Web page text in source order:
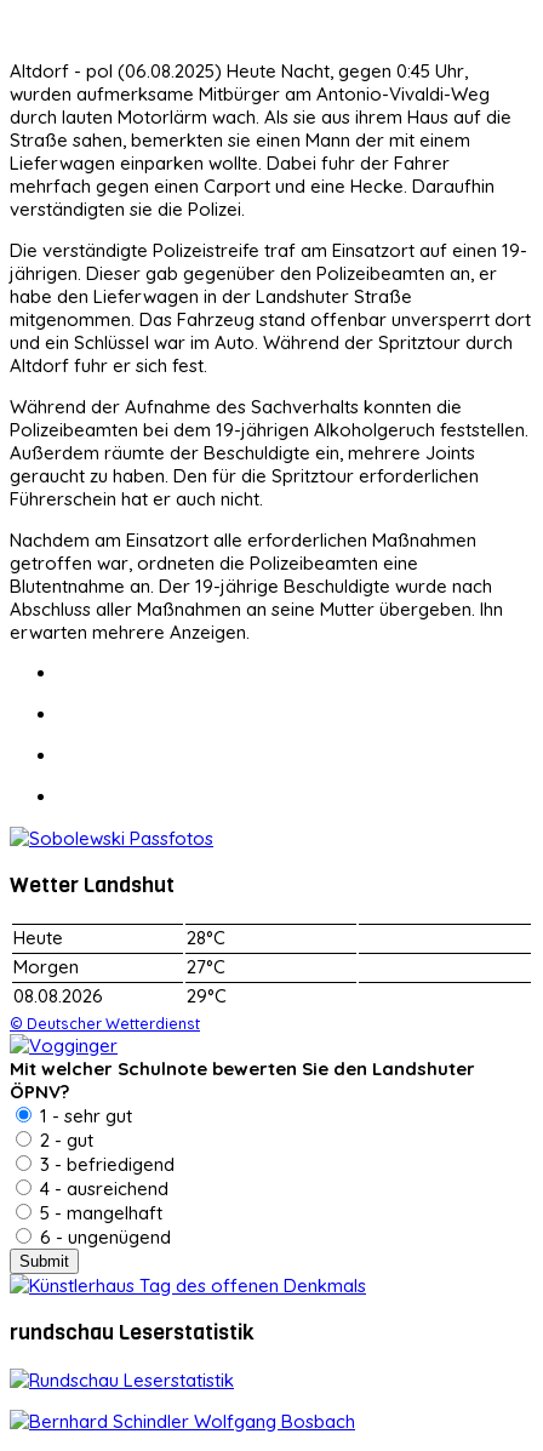
Altdorf - pol (06.08.2025) Heute Nacht, gegen 0:45 Uhr,
wurden aufmerksame Mitbürger am Antonio-Vivaldi-Weg
durch lauten Motorlärm wach. Als sie aus ihrem Haus auf die
Straße sahen, bemerkten sie einen Mann der mit einem
Lieferwagen einparken wollte. Dabei fuhr der Fahrer
mehrfach gegen einen Carport und eine Hecke. Daraufhin
verständigten sie die Polizei.
Die verständigte Polizeistreife traf am Einsatzort auf einen 19-
jährigen. Dieser gab gegenüber den Polizeibeamten an, er
habe den Lieferwagen in der Landshuter Straße
mitgenommen. Das Fahrzeug stand offenbar unversperrt dort
und ein Schlüssel war im Auto. Während der Spritztour durch
Altdorf fuhr er sich fest.
Während der Aufnahme des Sachverhalts konnten die
Polizeibeamten bei dem 19-jährigen Alkoholgeruch feststellen.
Außerdem räumte der Beschuldigte ein, mehrere Joints
geraucht zu haben. Den für die Spritztour erforderlichen
Führerschein hat er auch nicht.
Nachdem am Einsatzort alle erforderlichen Maßnahmen
getroffen war, ordneten die Polizeibeamten eine
Blutentnahme an. Der 19-jährige Beschuldigte wurde nach
Abschluss aller Maßnahmen an seine Mutter übergeben. Ihn
erwarten mehrere Anzeigen.
Wetter Landshut
Heute
28°C
Morgen
27°C
08.08.2026
29°C
© Deutscher Wetterdienst
Mit welcher Schulnote bewerten Sie den Landshuter
ÖPNV?
1 - sehr gut
2 - gut
3 - befriedigend
4 - ausreichend
5 - mangelhaft
6 - ungenügend
rundschau Leserstatistik